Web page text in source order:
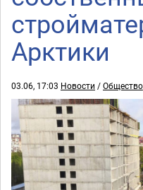
Арктики
03.06, 17:03 Новости /Общество